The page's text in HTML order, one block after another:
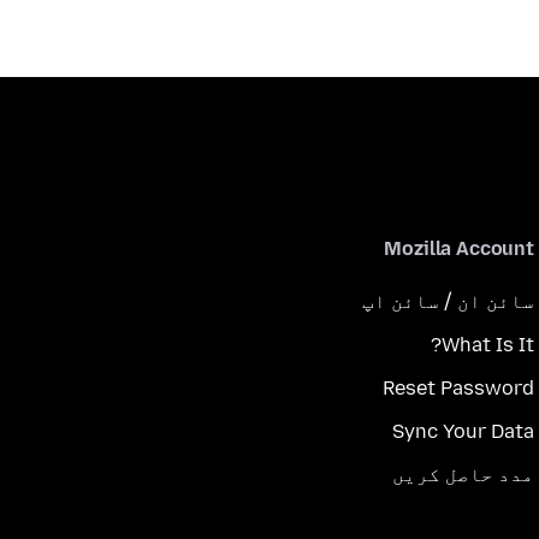
Mozilla Account
سائن ان / سائن اپ
What Is It?
Reset Password
Sync Your Data
مدد حاصل کریں